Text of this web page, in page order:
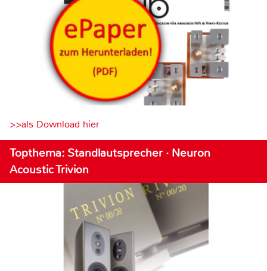
>>als Download hier
Topthema: Standlautsprecher · Neuron
Acoustic Trivion